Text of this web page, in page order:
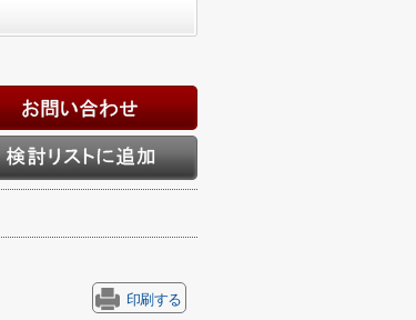
印刷する